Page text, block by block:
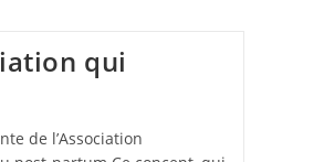
qui
de l’Association